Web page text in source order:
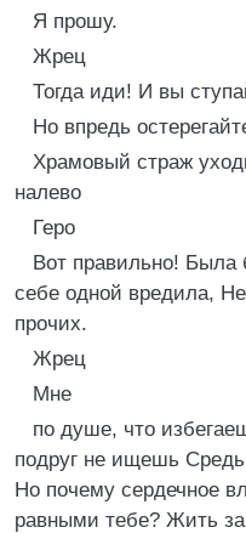
Я прошу.
Жрец
Тогда иди! И вы
Но впредь
Храмовый страж
налево
Геро
Вот правильно! Была
себе одной вредила,
прочих.
Жрец
Мне
по душе, что
подруг не ищешь
Но почему сердечное
равными тебе? Жить